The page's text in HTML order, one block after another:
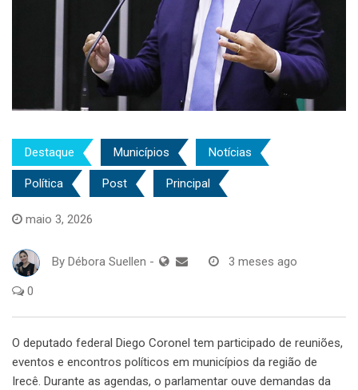
Destaque Municípios Notícias
Política Post Principal
maio 3, 2026
By Débora Suellen - 3 meses ago
0
O deputado federal Diego Coronel tem participado de reuniões,
eventos e encontros políticos em municípios da região de
Irecê. Durante as agendas, o parlamentar ouve demandas da